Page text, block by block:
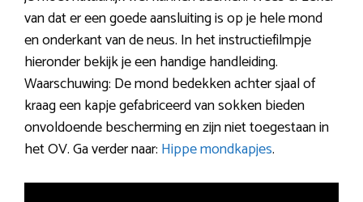
van dat er een goede aansluiting is op je hele mond
en onderkant van de neus. In het instructiefilmpje
hieronder bekijk je een handige handleiding.
Waarschuwing: De mond bedekken achter sjaal of
kraag een kapje gefabriceerd van sokken bieden
onvoldoende bescherming en zijn niet toegestaan in
het OV. Ga verder naar: Hippe mondkapjes.